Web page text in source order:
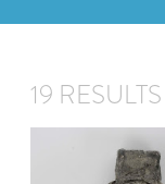
19 RESULTS